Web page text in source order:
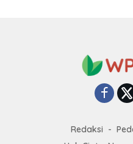
Redaksi